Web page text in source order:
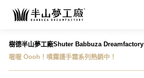
樹德半山夢工廠Shuter Babbuza Dreamfactory
喔喔 Oooh！噴霧護手霜系列熱銷中！